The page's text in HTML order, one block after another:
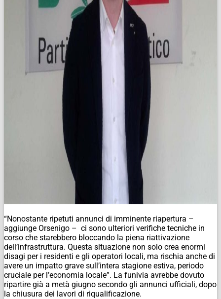
“Nonostante ripetuti annunci di imminente riapertura –
aggiunge Orsenigo – ci sono ulteriori verifiche tecniche in
corso che starebbero bloccando la piena riattivazione
dell’infrastruttura. Questa situazione non solo crea enormi
disagi per i residenti e gli operatori locali, ma rischia anche di
avere un impatto grave sull’intera stagione estiva, periodo
cruciale per l’economia locale”. La funivia avrebbe dovuto
ripartire già a metà giugno secondo gli annunci ufficiali, dopo
la chiusura dei lavori di riqualificazione.